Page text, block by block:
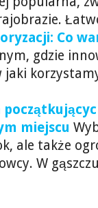
Co
gdzie
miejscu
ale także
W